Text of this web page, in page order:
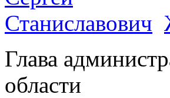
Глава
области